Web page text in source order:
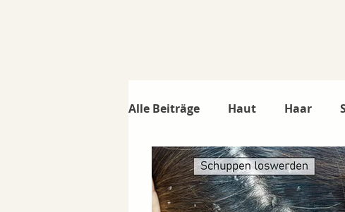
Alle Beiträge Haut Haar